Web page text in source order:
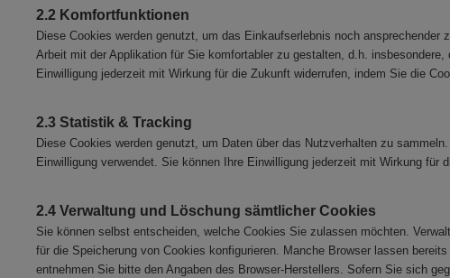
2.2 Komfortfunktionen
Diese Cookies werden genutzt, um das Einkaufserlebnis noch
Arbeit mit der Applikation für Sie komfortabler zu gestalten, d.h.
Einwilligung jederzeit mit Wirkung für die Zukunft widerrufen, indem Sie die
2.3 Statistik & Tracking
Diese Cookies werden genutzt, um Daten über das Nutzverhalten zu
Einwilligung verwendet. Sie können Ihre Einwilligung jederzeit mit Wirkung
2.4 Verwaltung und Löschung sämtlicher Cookies
Sie können selbst entscheiden, welche Cookies Sie zulassen möchten.
für die Speicherung von Cookies konfigurieren. Manche Browser lassen
entnehmen Sie bitte den Angaben des Browser-Herstellers. Sofern Sie sich